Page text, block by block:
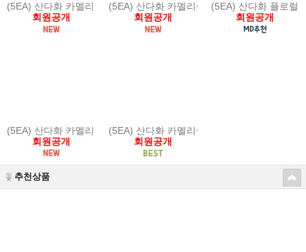
(5EA) 산다화 카멜리아 루미나 글로우 크림
회원공개
(5EA) 산다화 카멜리아 플로럴 워터 크림
회원공개
(5EA) 산다화 플로럴
회원공개
(5EA) 산다화 카멜리아 루미너스 오일 세럼
회원공개
(5EA) 산다화 카멜리아 스피큘 부스팅 샷
회원공개
추천상품